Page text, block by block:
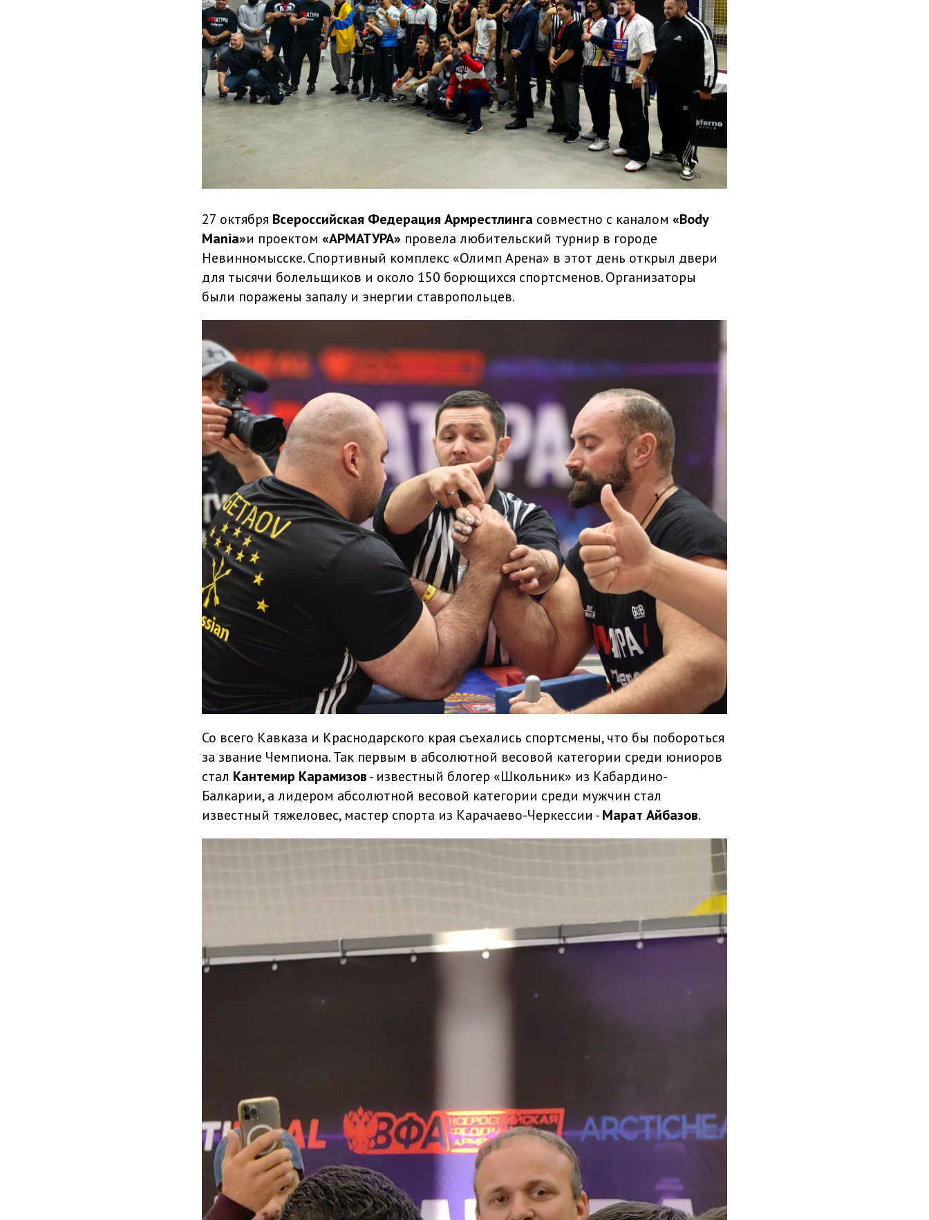
27 октября Всероссийская Федерация Армрестлинга совместно с каналом «Body
Mania»и проектом «АРМАТУРА» провела любительский турнир в городе
Невинномысске. Спортивный комплекс «Олимп Арена» в этот день открыл двери
для тысячи болельщиков и около 150 борющихся спортсменов. Организаторы
были поражены запалу и энергии ставропольцев.
Со всего Кавказа и Краснодарского края съехались спортсмены, что бы побороться
за звание Чемпиона. Так первым в абсолютной весовой категории среди юниоров
стал Кантемир Карамизов- известный блогер «Школьник» из Кабардино-
Балкарии, а лидером абсолютной весовой категории среди мужчин стал
известный тяжеловес, мастер спорта из Карачаево-Черкессии -Марат Айбазов.